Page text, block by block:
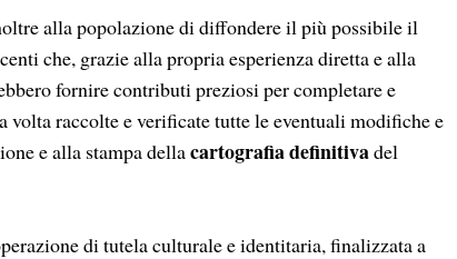
alla popolazione di diffondere il più possibile il
che, grazie alla propria esperienza diretta e alla
fornire contributi preziosi per completare e
volta raccolte e verificate tutte le eventuali modifiche e
e alla stampa dellacartografia definitivadel
di tutela culturale e identitaria, finalizzata a